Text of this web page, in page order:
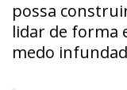
possa
lidar de forma
medo